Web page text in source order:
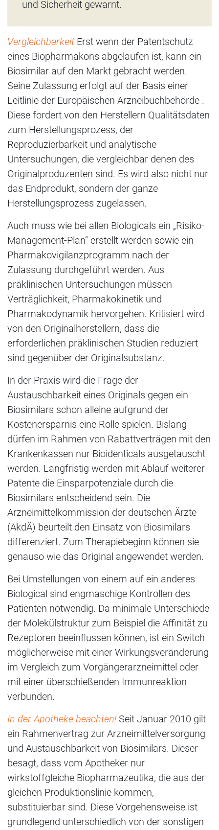
und Sicherheit gewarnt.
VergleichbarkeitErst wenn der Patentschutz
eines Biopharmakons abgelaufen ist, kann ein
Biosimilar auf den Markt gebracht werden.
Seine Zulassung erfolgt auf der Basis einer
Leitlinie der Europäischen Arzneibuchbehörde .
Diese fordert von den Herstellern Qualitätsdaten
zum Herstellungsprozess, der
Reproduzierbarkeit und analytische
Untersuchungen, die vergleichbar denen des
Originalproduzenten sind. Es wird also nicht nur
das Endprodukt, sondern der ganze
Herstellungsprozess zugelassen.
Auch muss wie bei allen Biologicals ein „Risiko-
Management-Plan“ erstellt werden sowie ein
Pharmakovigilanzprogramm nach der
Zulassung durchgeführt werden. Aus
präklinischen Untersuchungen müssen
Verträglichkeit, Pharmakokinetik und
Pharmakodynamik hervorgehen. Kritisiert wird
von den Originalherstellern, dass die
erforderlichen präklinischen Studien reduziert
sind gegenüber der Originalsubstanz.
In der Praxis wird die Frage der
Austauschbarkeit eines Originals gegen ein
Biosimilars schon alleine aufgrund der
Kostenersparnis eine Rolle spielen. Bislang
dürfen im Rahmen von Rabattverträgen mit den
Krankenkassen nur Bioidenticals ausgetauscht
werden. Langfristig werden mit Ablauf weiterer
Patente die Einsparpotenziale durch die
Biosimilars entscheidend sein. Die
Arzneimittelkommission der deutschen Ärzte
(AkdÄ) beurteilt den Einsatz von Biosimilars
differenziert. Zum Therapiebeginn können sie
genauso wie das Original angewendet werden.
Bei Umstellungen von einem auf ein anderes
Biological sind engmaschige Kontrollen des
Patienten notwendig. Da minimale Unterschiede
der Molekülstruktur zum Beispiel die Affinität zu
Rezeptoren beeinflussen können, ist ein Switch
möglicherweise mit einer Wirkungsveränderung
im Vergleich zum Vorgängerarzneimittel oder
mit einer überschießenden Immunreaktion
verbunden.
In der Apotheke beachten!Seit Januar 2010 gilt
ein Rahmenvertrag zur Arzneimittelversorgung
und Austauschbarkeit von Biosimilars. Dieser
besagt, dass vom Apotheker nur
wirkstoffgleiche Biopharmazeutika, die aus der
gleichen Produktionslinie kommen,
substituierbar sind. Diese Vorgehensweise ist
grundlegend unterschiedlich von der sonstigen